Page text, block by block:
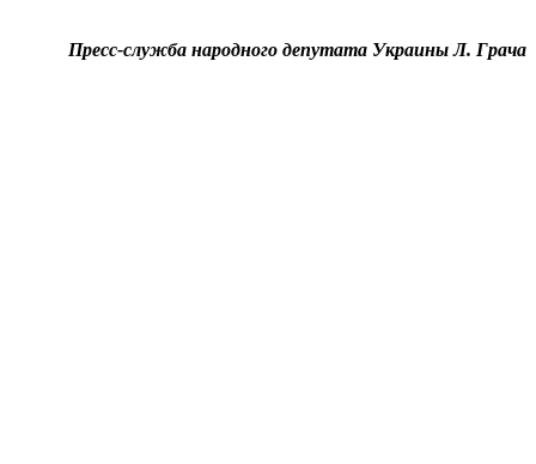
Пресс-служба народного депутата Украины Л. Грача